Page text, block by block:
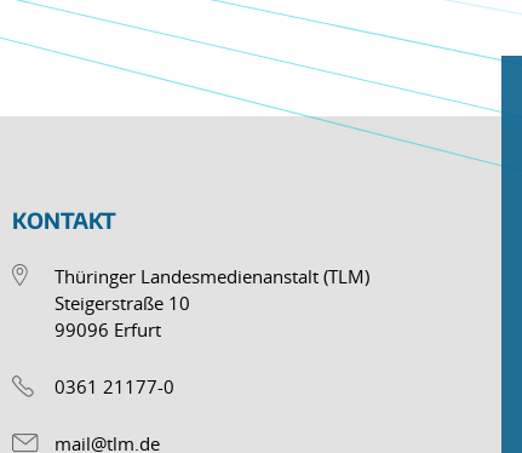
KONTAKT
Thüringer Landesmedienanstalt (TLM)
Steigerstraße 10
99096 Erfurt
0361 21177-0
mail@tlm.de